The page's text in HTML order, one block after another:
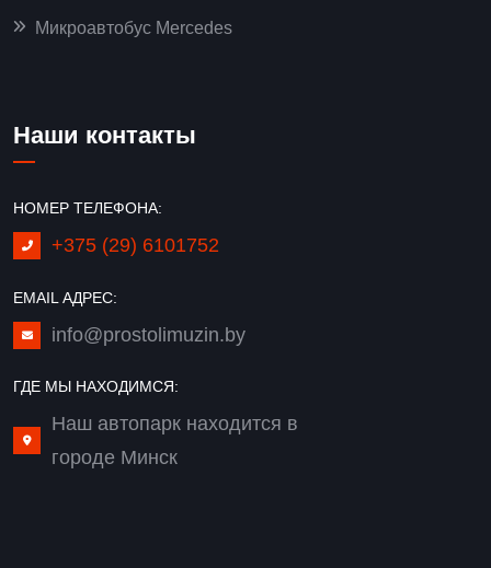
Микроавтобус Mercedes
Наши контакты
НОМЕР ТЕЛЕФОНА:
+375 (29) 6101752
EMAIL АДРЕС:
info@prostolimuzin.by
ГДЕ МЫ НАХОДИМСЯ:
Наш автопарк находится в
городе Минск